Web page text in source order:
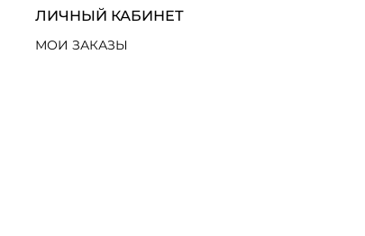
ЛИЧНЫЙ КАБИНЕТ
МОИ ЗАКАЗЫ